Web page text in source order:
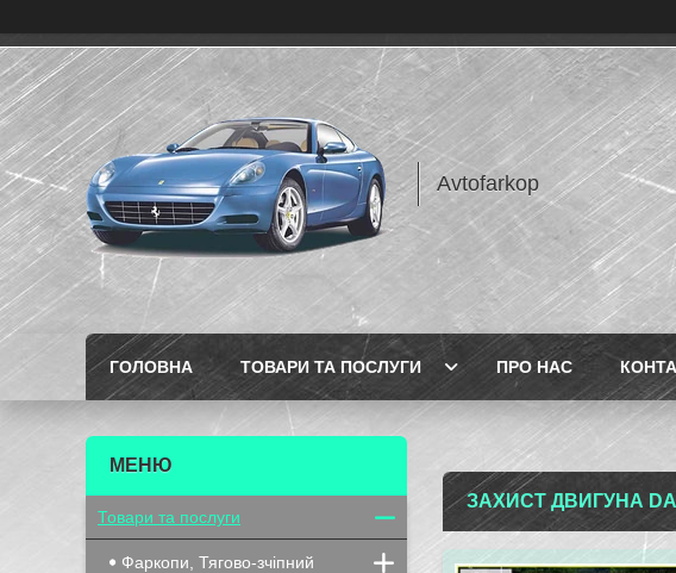
Avtofarkop
ГОЛОВНА ТОВАРИ ТА ПОСЛУГИ ПРО НАС
ЗАХИСТ ДВИГУНА
Товари та послуги
Фаркопи, Тягово-зчіпний